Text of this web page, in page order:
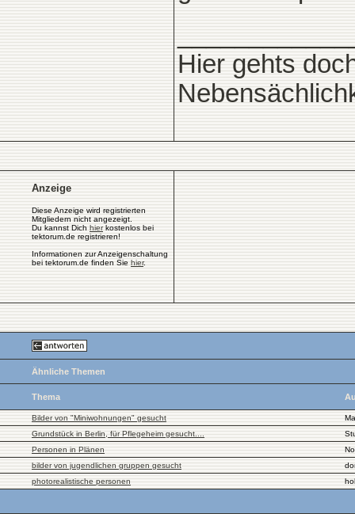
Hier gehts
Anzeige
Diese Anzeige wird registrierten
Mitgliedern nicht angezeigt.
Du kannst Dich hierkostenlos bei
tektorum.de registrieren!
Informationen zur Anzeigenschaltung
bei tektorum.de finden Sie hier.
Ähnliche Themen
Thema
Bilder von "Miniwohnungen" gesucht
Grundstück in Berlin, für Pflegeheim gesucht....
Personen in Plänen
bilder von jugendlichen gruppen gesucht
photorealistische personen